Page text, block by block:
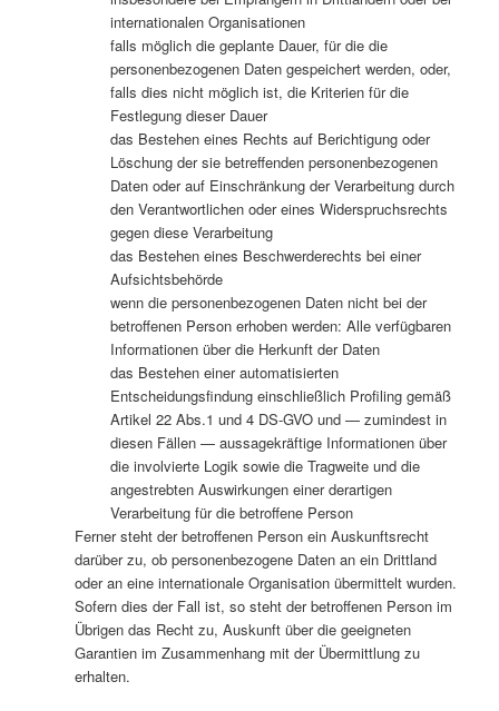
internationalen Organisationen
falls möglich die geplante Dauer, für die die
personenbezogenen Daten gespeichert werden, oder,
falls dies nicht möglich ist, die Kriterien für die
Festlegung dieser Dauer
das Bestehen eines Rechts auf Berichtigung oder
Löschung der sie betreffenden personenbezogenen
Daten oder auf Einschränkung der Verarbeitung durch
den Verantwortlichen oder eines Widerspruchsrechts
gegen diese Verarbeitung
das Bestehen eines Beschwerderechts bei einer
Aufsichtsbehörde
wenn die personenbezogenen Daten nicht bei der
betroffenen Person erhoben werden: Alle verfügbaren
Informationen über die Herkunft der Daten
das Bestehen einer automatisierten
Entscheidungsfindung einschließlich Profiling gemäß
Artikel 22 Abs.1 und 4 DS-GVO und — zumindest in
diesen Fällen — aussagekräftige Informationen über
die involvierte Logik sowie die Tragweite und die
angestrebten Auswirkungen einer derartigen
Verarbeitung für die betroffene Person
Ferner steht der betroffenen Person ein Auskunftsrecht
darüber zu, ob personenbezogene Daten an ein Drittland
oder an eine internationale Organisation übermittelt wurden.
Sofern dies der Fall ist, so steht der betroffenen Person im
Übrigen das Recht zu, Auskunft über die geeigneten
Garantien im Zusammenhang mit der Übermittlung zu
erhalten.